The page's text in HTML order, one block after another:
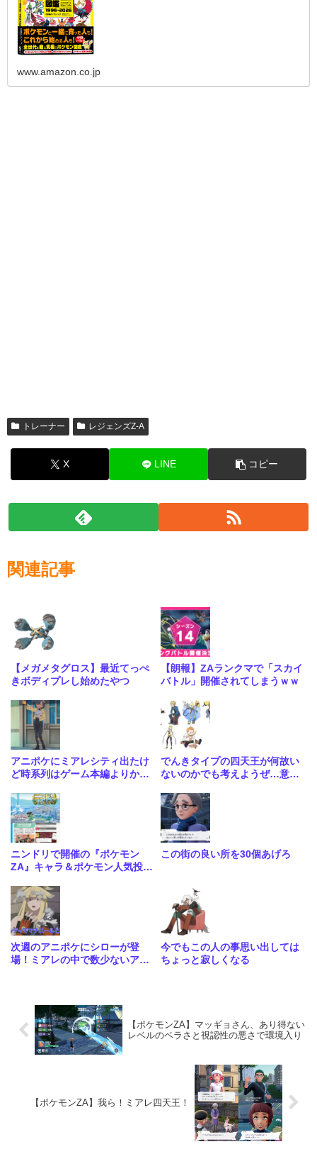
www.amazon.co.jp
トレーナー レジェンズZ-A
X LINE コピー
関連記事
【メガメタグロス】最近てっぺ
きボディプレし始めたやつ
【朗報】ZAランクマで「スカイ
バトル」開催されてしまうｗｗ
アニポケにミアレシティ出たけ
ど時系列はゲーム本編よりかな
でんきタイプの四天王が何故い
ないのかでも考えようぜ…意外
るよな
ニンドリで開催の『ポケモン
ZA』キャラ＆ポケモン人気投
この街の良い所を30個あげろ
次週のアニポケにシローが登
場！ミアレの中で数少ないアニ
今でもこの人の事思い出しては
ちょっと寂しくなる
【ポケモンZA】マッギョさん、あり得ない
レベルのペラさと視認性の悪さで環境入り
【ポケモンZA】我ら！ミアレ四天王！